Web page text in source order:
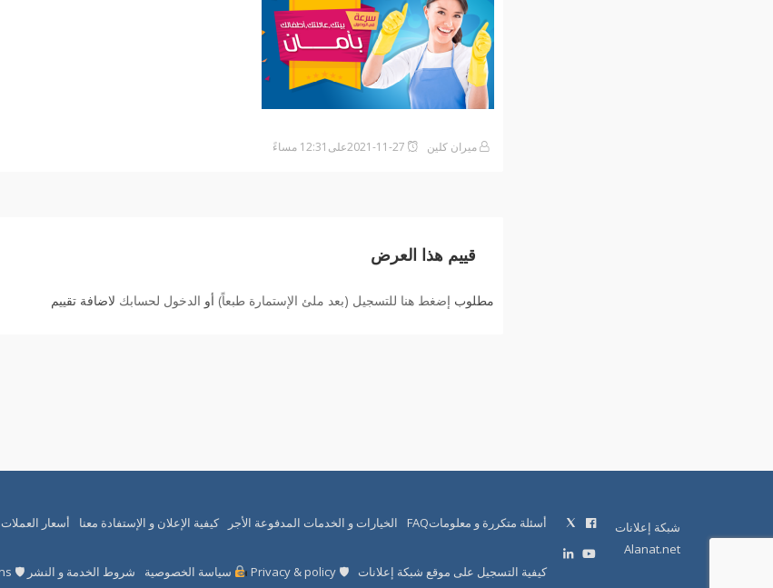
ميران كلين
قييم هذا العرض
مطلوب إضغط هنا للتسجيل (بعد ملئ الإستمارة طبعاً) أو الدخول لحسابك لاضافة تقييم
شبكة إعلانات
Alanat.net
أسئلة متكررة و معلوماتFAQ الخيارات و الخدمات المدفوعة الأجر كيفية الإعلان و الإستفادة معنا أسعار العملات
كيفية التسجيل على موقع شبكة إعلانات 🛡 Privacy & policy سياسة الخصوصية شروط الخدمة و النشر 🛡 Terms and conditions